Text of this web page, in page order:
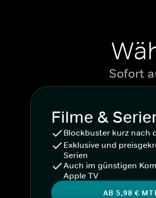
Sofort
Filme &
Blockbuster kurz nach
Exklusive und
Serien
Auch im günstigen
Apple TV
AB 5,98 €